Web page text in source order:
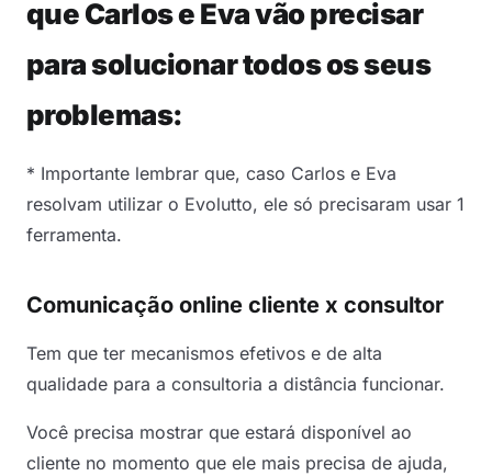
que Carlos e Eva vão precisar
para solucionar todos os seus
problemas:
* Importante lembrar que, caso Carlos e Eva
resolvam utilizar o Evolutto, ele só precisaram usar 1
ferramenta.
Comunicação online cliente x consultor
Tem que ter mecanismos efetivos e de alta
qualidade para a consultoria a distância funcionar.
Você precisa mostrar que estará disponível ao
cliente no momento que ele mais precisa de ajuda,